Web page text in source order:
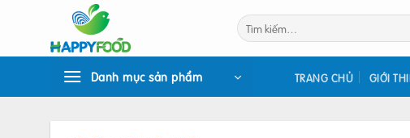
Tìm
kiếm:
Danh mục sản phẩm TRANG CHỦ GIỚI